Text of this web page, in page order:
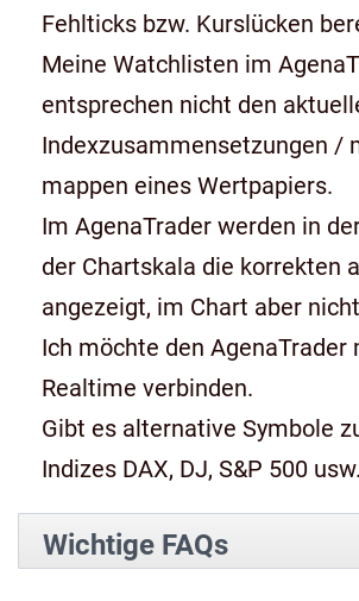
Fehlticks bzw. Kurslücken
Meine Watchlisten im
entsprechen nicht den
Indexzusammensetzungen /
mappen eines Wertpapiers.
Im AgenaTrader werden in
der Chartskala die korrekten
angezeigt, im Chart aber
Ich möchte den AgenaTrader
Realtime verbinden.
Gibt es alternative Symbole
Indizes DAX, DJ, S&P 500
Wichtige FAQs